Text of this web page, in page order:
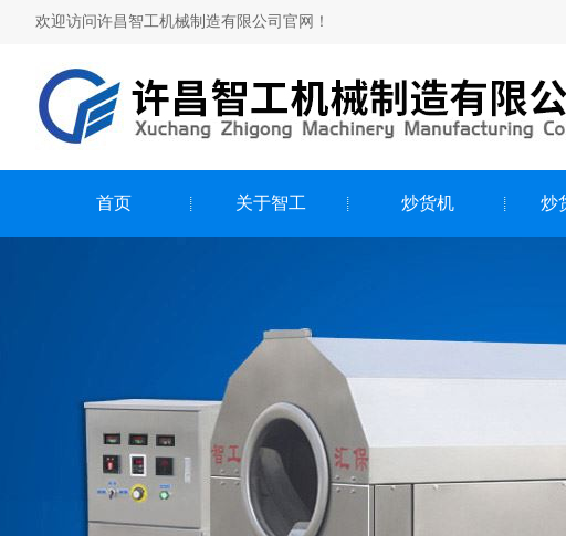
欢迎访问许昌智工机械制造有限公司官网！
首页 关于智工 炒货机 炒